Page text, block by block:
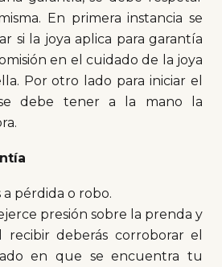
En primera instancia se
si la joya aplica para garantía
en el cuidado de la joya
Por otro lado para iniciar el
debe tener a la mano la
a pérdida o robo.
presión sobre la prenda y
recibir deberás corroborar el
en que se encuentra tu